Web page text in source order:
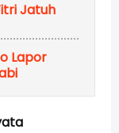
Jatuh
Lapor